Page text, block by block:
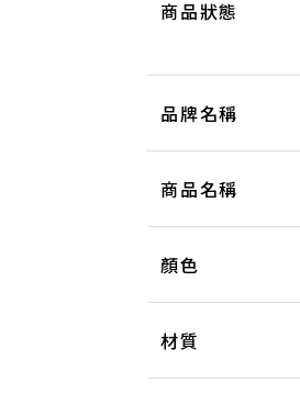
商品狀態
品牌名稱
商品名稱
顏色
材質